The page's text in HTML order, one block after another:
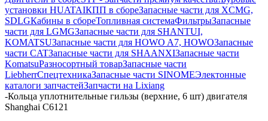
установки HUATAIКПП в сбореЗапасные части для XCMG,
SDLGКабины в сбореТопливная системаФильтрыЗапасные
части для LGMGЗапасные части для SHANTUI,
KOMATSUЗапасные части для HOWO A7, HOWOЗапасные
части CATЗапасные части для SHAANXIЗапасные части
KomatsuРазносортный товарЗапасные части
LiebherrСпецтехникаЗапасные части SINOMEЭлектонные
каталоги запчастейЗапчасти на Lixiang
-Кольца уплотнительные гильзы (верхние, 6 шт) двигателя
Shanghai C6121